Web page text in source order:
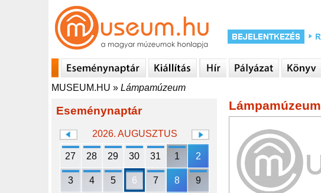
MUSEUM.HU » Lámpamúzeum
Eseménynaptár
2026. AUGUSZTUS
27 28 29 30 31 1 2
3 4 5 6 7 8 9
Lámpamúzeum